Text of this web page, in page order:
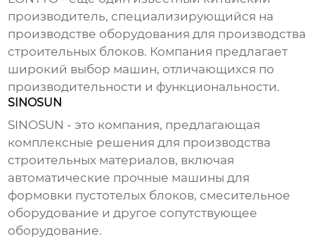
производитель, специализирующийся на
производстве оборудования для производства
строительных блоков. Компания предлагает
широкий выбор машин, отличающихся по
производительности и функциональности.
SINOSUN
SINOSUN - это компания, предлагающая
комплексные решения для производства
строительных материалов, включая
автоматические прочные машины для
формовки пустотелых блоков, смесительное
оборудование и другое сопутствующее
оборудование.